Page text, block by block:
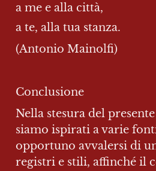
a me e alla città,
a te, alla tua stanza.
(Antonio Mainolfi)
Conclusione
Nella stesura del presente
siamo ispirati a varie
opportuno avvalersi di
registri e stili, affinché il